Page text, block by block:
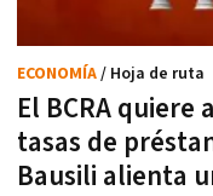
El BCRA
tasas de
Bausili alienta
ECONOMÍA/ Hoja de ruta